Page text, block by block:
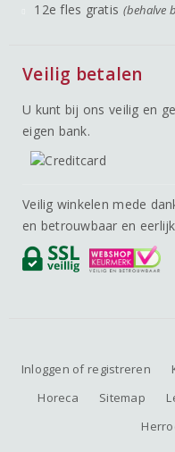
12e fles gratis (behalve
Veilig betalen
U kunt bij ons veilig en
eigen bank.
Veilig winkelen mede
en betrouwbaar en
Inloggen of registreren
Horeca
Sitemap